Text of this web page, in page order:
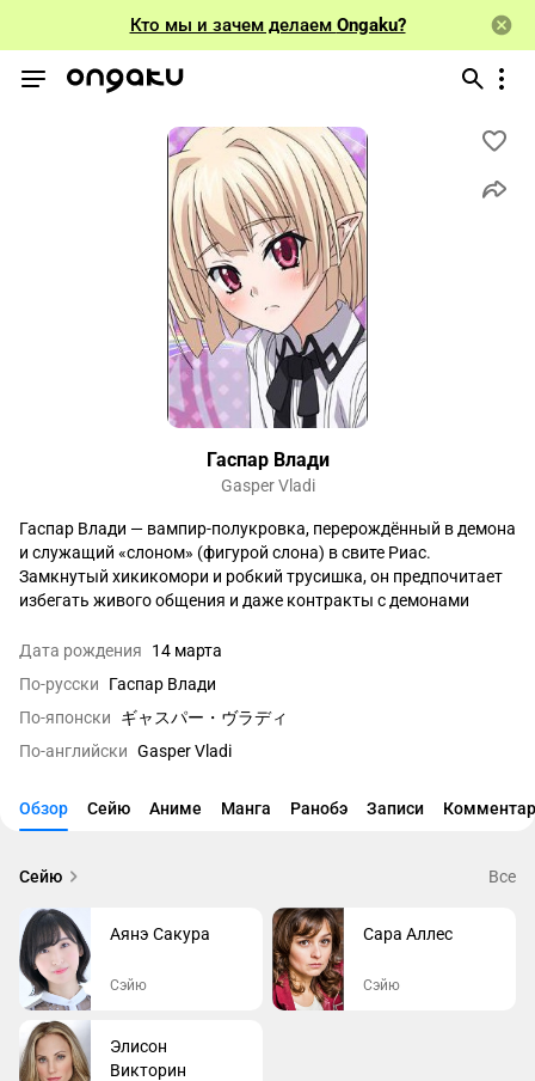
Кто мы и зачем делаем Ongaku?
Гаспар Влади
Gasper Vladi
Гаспар Влади — вампир-полукровка, перерождённый в демона
и служащий «слоном» (фигурой слона) в свите Риас.
Замкнутый хикикомори и робкий трусишка, он предпочитает
избегать живого общения и даже контракты с демонами
считая её «милой», а ещё часто носит с собой коробку — это
оторванность от мира.
Главная сила Влади — святой механизм «Проклятый взор
он почти не умеет контролировать этот дар. Из-за
действие его способности. Со временем, тренируясь вместе с
Иссей, Ксеновией и Конэко, а также прислушиваясь к советам
Азазеля и помощи Садзи, Гаспар постепенно становится
увереннее и учится управлять силой; на это также влияет
кровь Иссея, которая помогает ему лучше держать
способности под контролем.
Дата рождения
14 марта
По-русски
Гаспар Влади
По-японски
ギャスパー・ヴラディ
По-английски Gasper Vladi
Обзор Сейю Аниме Манга Ранобэ Записи
Сейю Все
Аянэ Сакура
Сэйю
Сара Аллес
Сэйю
Элисон
Викторин